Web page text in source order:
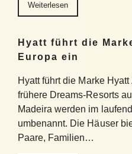
Weiterlesen
Hyatt führt die
Europa ein
Hyatt führt die Marke
frühere Dreams-Resorts
Madeira werden im
umbenannt. Die Häuser
Paare, Familien…